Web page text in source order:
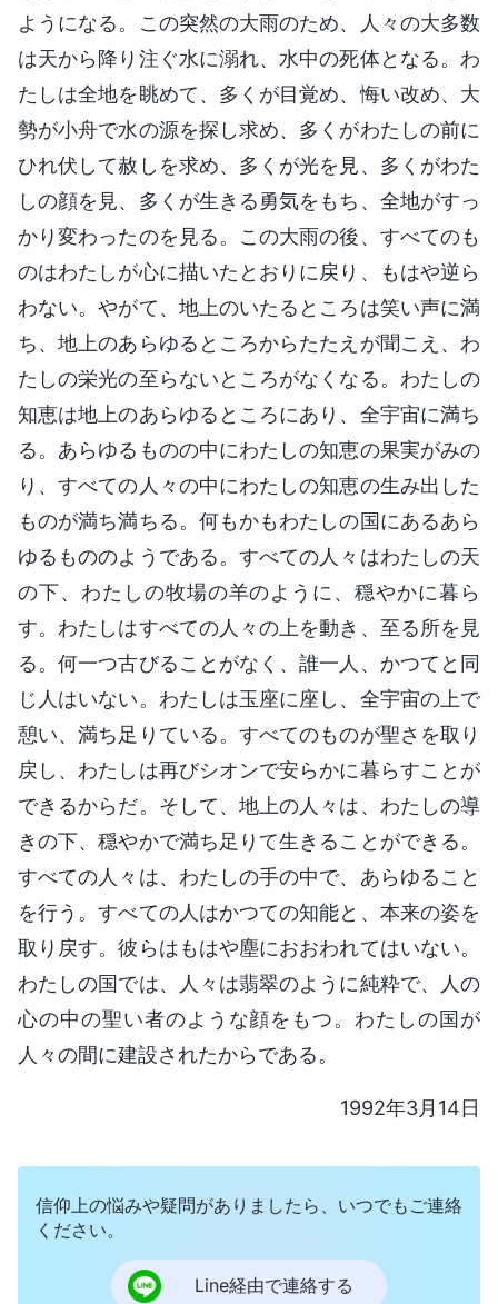
ようになる。この突然の大雨のため、人々の大多数
は天から降り注ぐ水に溺れ、水中の死体となる。わ
たしは全地を眺めて、多くが目覚め、悔い改め、大
勢が小舟で水の源を探し求め、多くがわたしの前に
ひれ伏して赦しを求め、多くが光を見、多くがわた
しの顔を見、多くが生きる勇気をもち、全地がすっ
かり変わったのを見る。この大雨の後、すべてのも
のはわたしが心に描いたとおりに戻り、もはや逆ら
わない。やがて、地上のいたるところは笑い声に満
ち、地上のあらゆるところからたたえが聞こえ、わ
たしの栄光の至らないところがなくなる。わたしの
知恵は地上のあらゆるところにあり、全宇宙に満ち
る。あらゆるものの中にわたしの知恵の果実がみの
り、すべての人々の中にわたしの知恵の生み出した
ものが満ち満ちる。何もかもわたしの国にあるあら
ゆるもののようである。すべての人々はわたしの天
の下、わたしの牧場の羊のように、穏やかに暮ら
す。わたしはすべての人々の上を動き、至る所を見
る。何一つ古びることがなく、誰一人、かつてと同
じ人はいない。わたしは玉座に座し、全宇宙の上で
憩い、満ち足りている。すべてのものが聖さを取り
戻し、わたしは再びシオンで安らかに暮らすことが
できるからだ。そして、地上の人々は、わたしの導
きの下、穏やかで満ち足りて生きることができる。
すべての人々は、わたしの手の中で、あらゆること
を行う。すべての人はかつての知能と、本来の姿を
取り戻す。彼らはもはや塵におおわれてはいない。
わたしの国では、人々は翡翠のように純粋で、人の
心の中の聖い者のような顔をもつ。わたしの国が
人々の間に建設されたからである。
1992年3月14日
信仰上の悩みや疑問がありましたら、いつでもご連絡
ください。
Line経由で連絡する